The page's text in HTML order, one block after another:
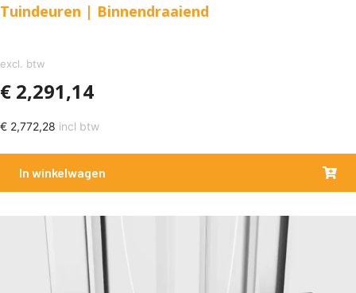
Tuindeuren | Binnendraaiend
excl. btw
€ 2,291,14
€ 2,772,28 incl btw
In winkelwagen